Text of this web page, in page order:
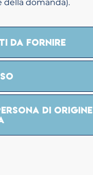
della domanda).
DA FORNIRE
DI ORIGINE